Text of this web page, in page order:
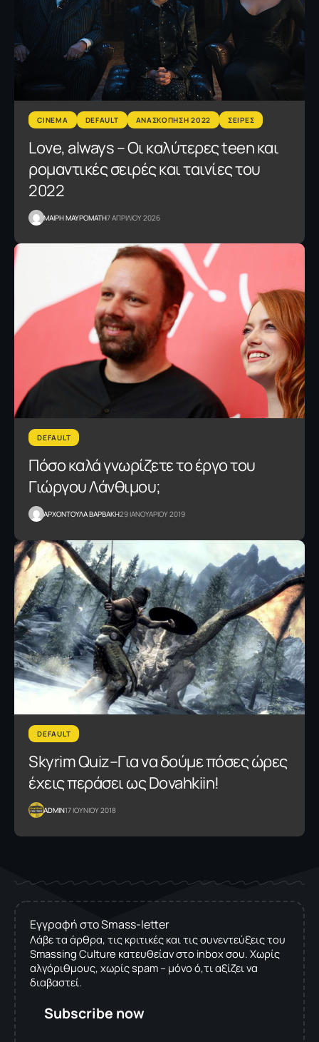
CINEMA DEFAULT ΑΝΑΣΚΟΠΗΣΗ 2022 ΣΕΙΡΕΣ
Love, always – Οι καλύτερες teen και
ρομαντικές σειρές και ταινίες του
2022
MΑΙΡΗ ΜΑΥΡΟΜΑΤΗ7 ΑΠΡΙΛΙΟΥ 2026
DEFAULT
Πόσο καλά γνωρίζετε το έργο του
Γιώργου Λάνθιμου;
ΑΡΧΟΝΤΟΥΛΑ ΒΑΡΒΑΚΗ29 ΙΑΝΟΥΑΡΙΟΥ 2019
DEFAULT
Skyrim Quiz–Για να δούμε πόσες ώρες
έχεις περάσει ως Dovahkiin!
ADMIN17 ΙΟΥΝΙΟΥ 2018
Εγγραφή στο Smass-letter
Λάβε τα άρθρα, τις κριτικές και τις συνεντεύξεις του
Smassing Culture κατευθείαν στο inbox σου. Χωρίς
αλγόριθμους, χωρίς spam – μόνο ό,τι αξίζει να
διαβαστεί.
Subscribe now